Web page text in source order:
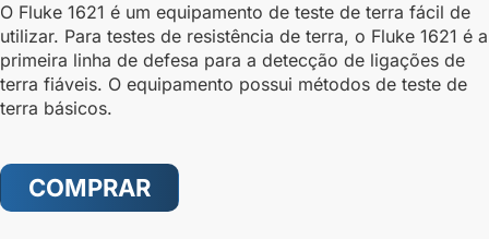
O Fluke 1621 é um equipamento de teste de terra fácil de
utilizar. Para testes de resistência de terra, o Fluke 1621 é a
primeira linha de defesa para a detecção de ligações de
terra fiáveis. O equipamento possui métodos de teste de
terra básicos.
COMPRAR